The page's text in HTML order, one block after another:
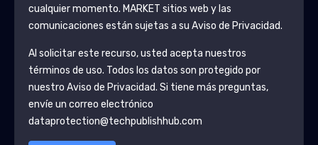
cualquier momento. MARKET sitios web y las
comunicaciones están sujetas a su Aviso de Privacidad.
Al solicitar este recurso, usted acepta nuestros
términos de uso. Todos los datos son protegido por
nuestro Aviso de Privacidad. Si tiene más preguntas,
envíe un correo electrónico
dataprotection@techpublishhub.com